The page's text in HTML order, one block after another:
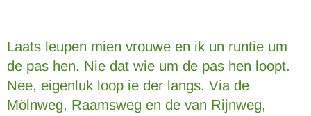
Laats leupen mien vrouwe en ik un runtie um
de pas hen. Nie dat wie um de pas hen loopt.
Nee, eigenluk loop ie der langs. Via de
Mölnweg, Raamsweg en de van Rijnweg,